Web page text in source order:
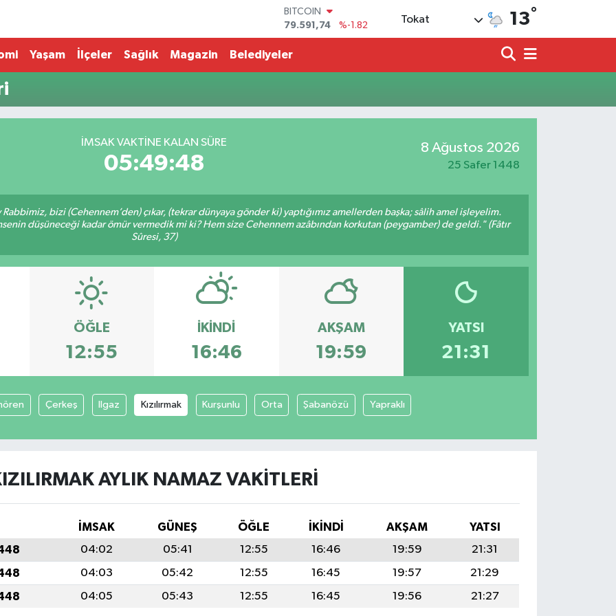
BITCOIN
79.591,74
%-1.82
DOLAR
45,43620
61,60380
%0.18
Tokat 13°
Yaşam İlçeler Sağlık Magazin Belediyeler
İMSAK VAKTİNE KALAN SÜRE
05:49:48
8 Ağustos 2026
25 Safer 1448
bizi (Cehennem’den) çıkar, (tekrar dünyaya gönder ki) yaptığımız amellerden başka; sâlih amel işleyelim.
düşüneceği kadar ömür vermedik mi ki? Hem size Cehennem azâbından korkutan (peygamber) de geldi." (Fâtır
Sûresi, 37)
ÖĞLE
12:55
İKINDI
16:46
AKŞAM
19:59
YATSI
21:31
Çerkeş Ilgaz Kızılırmak Kurşunlu Orta Şabanözü Yapraklı
AYLIK NAMAZ VAKITLERI
İMSAK GÜNEŞ ÖĞLE İKINDI AKŞAM
YATSI
04:02 05:41 12:55 16:46 19:59
21:31
04:03 05:42 12:55 16:45 19:57
21:29
04:05 05:43 12:55 16:45 19:56 21:27